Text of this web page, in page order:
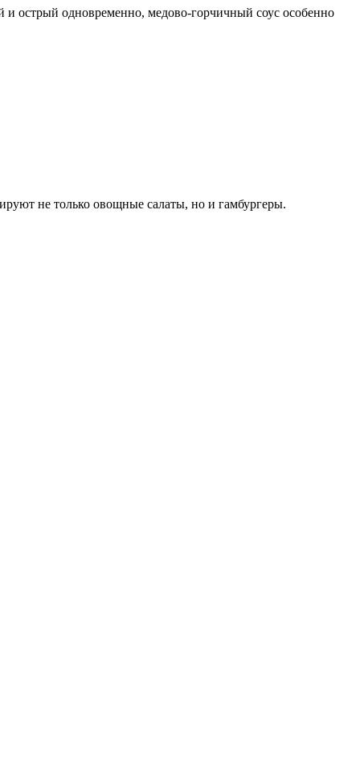
и острый одновременно, медово-горчичный соус особенно
не только овощные салаты, но и гамбургеры.